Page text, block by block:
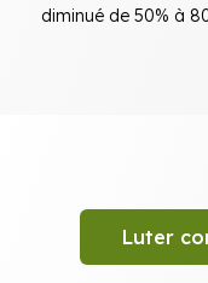
diminué de 50% à
Luter